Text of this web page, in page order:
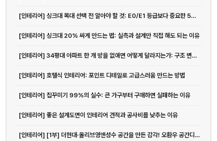
[인테리어] 싱크대 목대 선택 전 알아야 할 것: E0/E1 등급보다 중요한 5가지
[인테리어] 싱크대 20% 싸게 만드는 법: 실측과 설계만 직접 해도 되는 이유
[인테리어] 34평대 아파트 한 개 방을 없애면 어떻게 달라지는가: 구조 변경의 정석
[인테리어] 호텔식 인테리어: 포인트 디테일로 고급스러움 만드는 방법
[인테리어] 집꾸미기 99%의 실수: 큰 가구부터 구매하면 실패하는 이유
[인테리어] 좋은 설계도면이 인테리어 견적과 공사비를 낮추는 이유
[인테리어] [1부] 더현대·올리브영앤성수 공간을 만든 감각! 오환우 공간디자이...